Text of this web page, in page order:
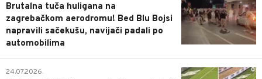
Brutalna tuča huligana na
zagrebačkom aerodromu! Bed Blu Bojsi
napravili sačekušu, navijači padali po
automobilima
0
24.07.2026.